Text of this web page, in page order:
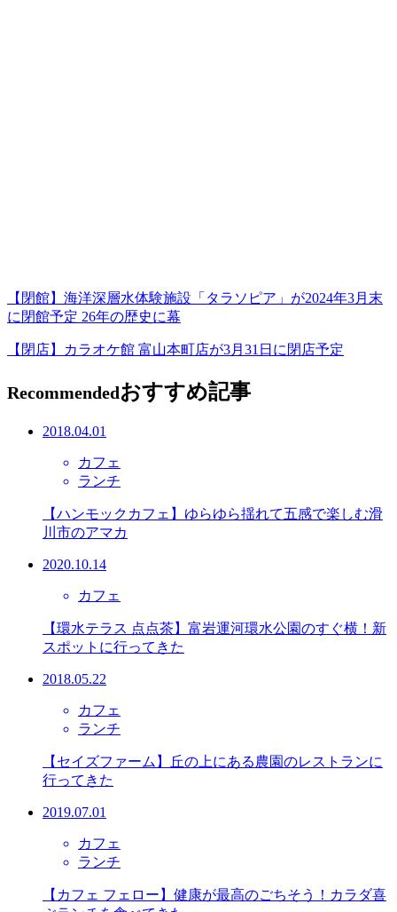
【閉館】海洋深層水体験施設「タラソピア」が2024年3月末
に閉館予定 26年の歴史に幕
【閉店】カラオケ館 富山本町店が3月31日に閉店予定
Recommendedおすすめ記事
2018.04.01
カフェ
ランチ
【ハンモックカフェ】ゆらゆら揺れて五感で楽しむ滑
川市のアマカ
2020.10.14
カフェ
【環水テラス 点点茶】富岩運河環水公園のすぐ横！新
スポットに行ってきた
2018.05.22
カフェ
ランチ
【セイズファーム】丘の上にある農園のレストランに
行ってきた
2019.07.01
カフェ
ランチ
【カフェ フェロー】健康が最高のごちそう！カラダ喜